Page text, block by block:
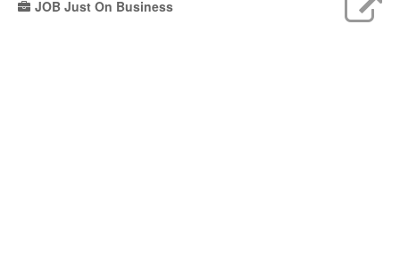
JOB Just On Business